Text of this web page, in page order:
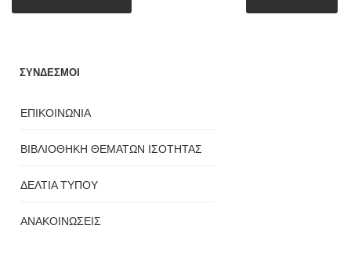
ΣΥΝΔΕΣΜΟΙ
ΕΠΙΚΟΙΝΩΝΙΑ
ΒΙΒΛΙΟΘΗΚΗ ΘΕΜΑΤΩΝ ΙΣΟΤΗΤΑΣ
ΔΕΛΤΙΑ ΤΥΠΟΥ
ΑΝΑΚΟΙΝΩΣΕΙΣ